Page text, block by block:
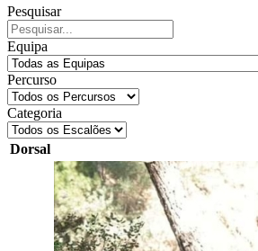
Pesquisar
Equipa
Percurso
Categoria
Dorsal